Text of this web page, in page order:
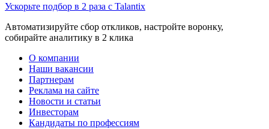
Ускорьте подбор в 2 раза с Talantix
Автоматизируйте сбор откликов, настройте воронку,
собирайте аналитику в 2 клика
О компании
Наши вакансии
Партнерам
Реклама на сайте
Новости и статьи
Инвесторам
Кандидаты по профессиям